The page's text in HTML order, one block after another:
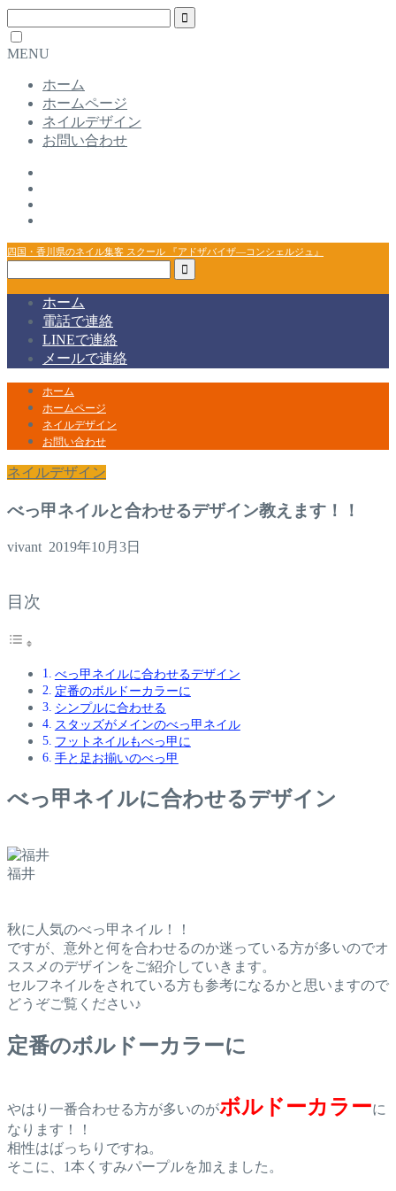
MENU
ホーム
ホームページ
ネイルデザイン
お問い合わせ
四国・香川県のネイル集客 スクール 『アドザバイザ―コンシェルジュ』
ホーム
電話で連絡
LINEで連絡
メールで連絡
ホーム
ホームページ
ネイルデザイン
お問い合わせ
ネイルデザイン
べっ甲ネイルと合わせるデザイン教えます！！
vivant 2019年10月3日
目次
べっ甲ネイルに合わせるデザイン
定番のボルドーカラーに
シンプルに合わせる
スタッズがメインのべっ甲ネイル
フットネイルもべっ甲に
手と足お揃いのべっ甲
べっ甲ネイルに合わせるデザイン
福井
秋に人気のべっ甲ネイル！！
ですが、意外と何を合わせるのか迷っている方が多いのでオ
ススメのデザインをご紹介していきます。
セルフネイルをされている方も参考になるかと思いますので
どうぞご覧ください♪
定番のボルドーカラーに
やはり一番合わせる方が多いのがボルドーカラーに
なります！！
相性はばっちりですね。
そこに、1本くすみパープルを加えました。